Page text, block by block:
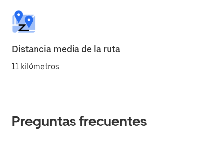
Distancia media de la ruta
11 kilómetros
Preguntas frecuentes